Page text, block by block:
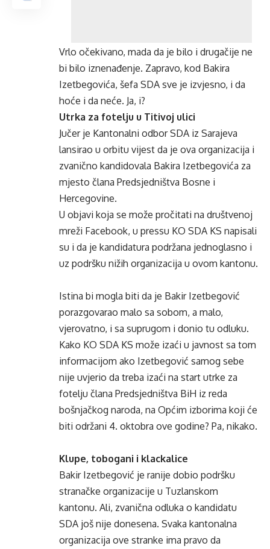
Vrlo očekivano, mada da je bilo i drugačije ne
bi bilo iznenađenje. Zapravo, kod Bakira
Izetbegovića, šefa SDA sve je izvjesno, i da
hoće i da neće. Ja, i?
Utrka za fotelju u Titivoj ulici
Jučer je Kantonalni odbor SDA iz Sarajeva
lansirao u orbitu vijest da je ova organizacija i
zvanično kandidovala Bakira Izetbegovića za
mjesto člana Predsjedništva Bosne i
Hercegovine.
U objavi koja se može pročitati na društvenoj
mreži Facebook, u pressu KO SDA KS napisali
su i da je kandidatura podržana jednoglasno i
uz podršku nižih organizacija u ovom kantonu.
Istina bi mogla biti da je Bakir Izetbegović
porazgovarao malo sa sobom, a malo,
vjerovatno, i sa suprugom i donio tu odluku.
Kako KO SDA KS može izaći u javnost sa tom
informacijom ako Izetbegović samog sebe
nije uvjerio da treba izaći na start utrke za
fotelju člana Predsjedništva BiH iz reda
bošnjačkog naroda, na Općim izborima koji će
biti održani 4. oktobra ove godine? Pa, nikako.
Klupe, tobogani i klackalice
Bakir Izetbegović je ranije dobio podršku
stranačke organizacije u Tuzlanskom
kantonu. Ali, zvanična odluka o kandidatu
SDA još nije donesena. Svaka kantonalna
organizacija ove stranke ima pravo da